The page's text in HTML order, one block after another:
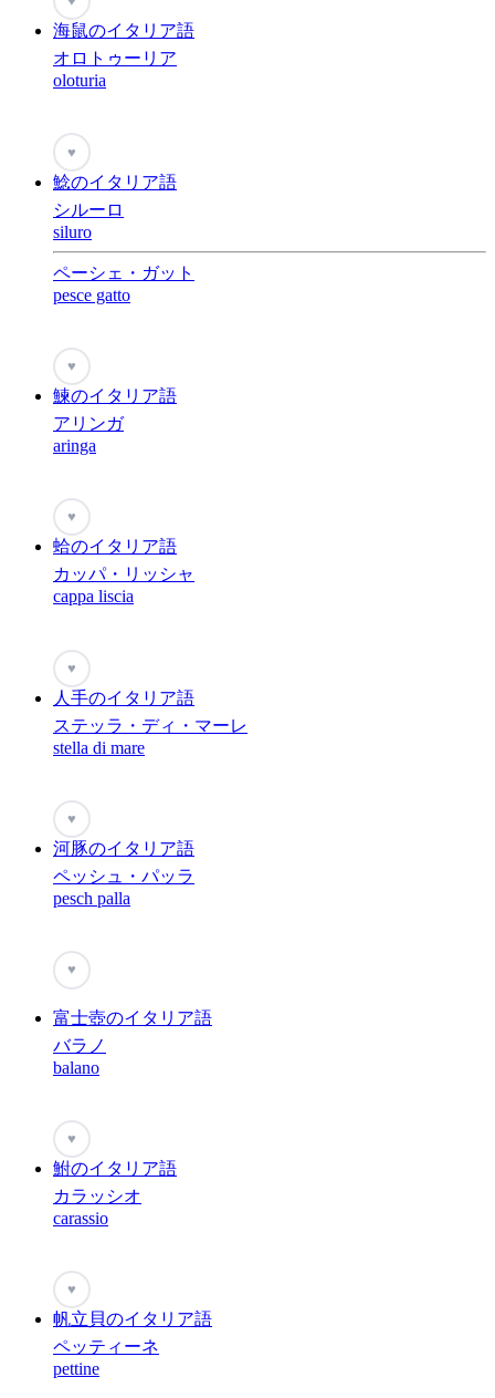
海鼠のイタリア語
オロトゥーリア
oloturia
♥
鯰のイタリア語
シルーロ
siluro
ペーシェ・ガット
pesce gatto
♥
鰊のイタリア語
アリンガ
aringa
♥
蛤のイタリア語
カッパ・リッシャ
cappa liscia
♥
人手のイタリア語
ステッラ・ディ・マーレ
stella di mare
♥
河豚のイタリア語
ペッシュ・パッラ
pesch palla
♥
富士壺のイタリア語
バラノ
balano
♥
鮒のイタリア語
カラッシオ
carassio
♥
帆立貝のイタリア語
ペッティーネ
pettine